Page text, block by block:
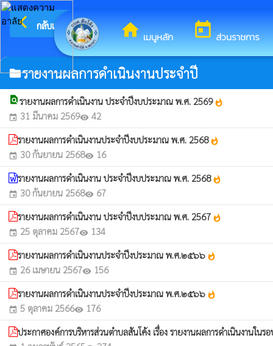
homeเมนูหลัก todayส่วนราชการ
arrow_back_ios กลับเมนูหลัก
folderรายงานผลการดำเนินงานประจำปี
find_in_pageรายงานผลการดำเนินงาน ประจำปีงบประมาณ พ.ศ. 2569whatshot
event 31 มีนาคม 2569visibility 42
รายงานผลการดำเนินงานประจำปีงบประมาณ พ.ศ. 2568whatshot
event 30 กันยายน 2568visibility 16
รายงานผลการดำเนินงาน ประจำปีงบประมาณ พ.ศ. 2568whatshot
event 30 กันยายน 2568visibility 67
รายงานผลการดำเนินงาน ประจำปีงบประมาณ พ.ศ. 2567 whatshot
event 25 ตุลาคม 2567visibility 134
รายงานผลการดำเนินงานประจำปีงประมาณ พ.ศ.๒๕๖๖ whatshot
event 26 เมษายน 2567visibility 156
รายงานผลการดำเนินงานประจำปีงประมาณ พ.ศ.๒๕๖๖ whatshot
event 5 ตุลาคม 2566visibility 176
ประกาศองค์การบริหารส่วนตำบลสันโค้ง เรื่อง รายงานผลการดำเนินงานใ